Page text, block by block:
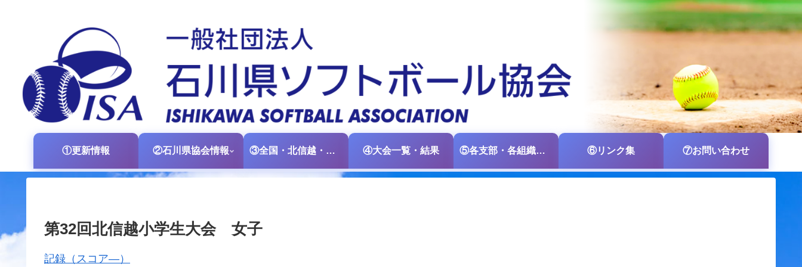
①更新情報 ②石川県協会情報 ③全国・北信越・中日本大会情報 ④大会一覧・結果 ⑤各支部・各組織の掲示板 ⑥リンク集 ⑦お問い合わせ
第32回北信越小学生大会 女子
記録（スコア―）